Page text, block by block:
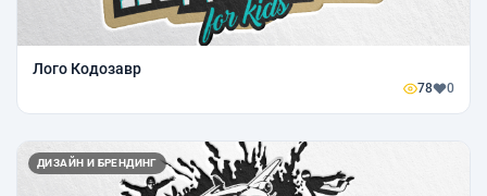
Лого Кодозавр
78 0
ДИЗАЙН И БРЕНДИНГ